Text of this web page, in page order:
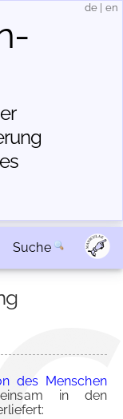
de en
Suche
des Menschen
in den